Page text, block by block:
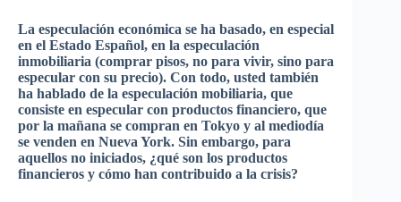
La especulación económica se ha basado, en especial
en el Estado Español, en la especulación
inmobiliaria (comprar pisos, no para vivir, sino para
especular con su precio). Con todo, usted también
ha hablado de la especulación mobiliaria, que
consiste en especular con productos financiero, que
por la mañana se compran en Tokyo y al mediodía
se venden en Nueva York. Sin embargo, para
aquellos no iniciados, ¿qué son los productos
financieros y cómo han contribuido a la crisis?